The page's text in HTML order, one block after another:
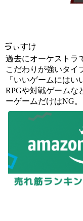
ゔぃすけ
過去にオーケストラ
こだわりが強いタイ
「いいゲームにはい
RPGや対戦ゲームな
ーゲームだけはNG。